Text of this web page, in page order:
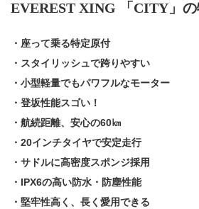
EVEREST XING 「CITY」
・座って乗る特定原付
・スタイリッシュで跨りやすい
・小型軽量でもパワフルなモーター
・登坂性能スゴい！
・航続距離、安心の60㎞
・20インチタイヤで安定走行
・サドルに高密度スポンジ採用
・IPX6の高い防水・防塵性能
・堅牢性高く、長く愛用できる